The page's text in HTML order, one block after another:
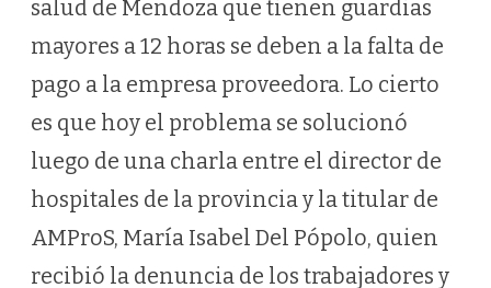
salud de Mendoza que tienen guardias
mayores a 12 horas se deben a la falta de
pago a la empresa proveedora. Lo cierto
es que hoy el problema se solucionó
luego de una charla entre el director de
hospitales de la provincia y la titular de
AMProS, María Isabel Del Pópolo, quien
recibió la denuncia de los trabajadores y